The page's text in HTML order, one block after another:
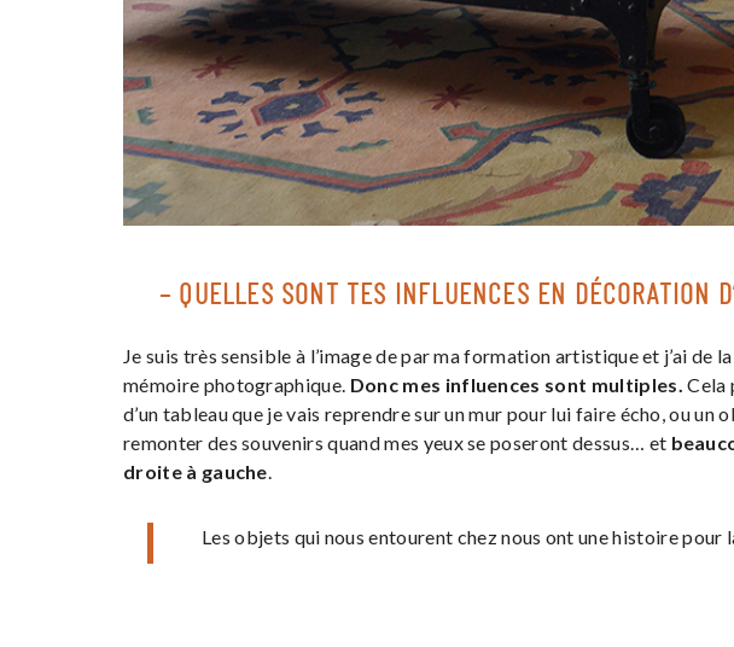
– QUELLES SONT TES INFLUENCES EN DÉCORATION
Je suis très sensible à l’image de par ma formation artistique et j’ai de
mémoire photographique. Donc mes influences sont multiples. Cela
d’un tableau que je vais reprendre sur un mur pour lui faire écho, ou un
remonter des souvenirs quand mes yeux se poseront dessus… et
droite à gauche.
Les objets qui nous entourent chez nous ont une histoire pour